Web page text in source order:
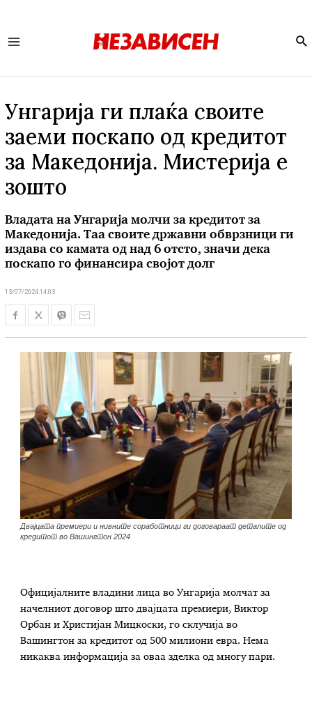
Унгарија ги плаќа своите
заеми поскапо од кредитот
за Македонија. Мистерија е
зошто
Владата на Унгарија молчи за кредитот за
Македонија. Таа своите државни обврзници ги
издава со камата од над 6 отсто, значи дека
поскапо го финансира својот долг
13/07/2024 14:03
Двајцата премиери и нивните соработници ги договараат деталите од
кредитот во Вашингтон 2024
Официјалните владини лица во Унгарија молчат за
начелниот договор што двајцата премиери, Виктор
Орбан и Христијан Мицкоски, го склучија во
Вашингтон за кредитот од 500 милиони евра. Нема
никаква информација за оваа зделка од многу пари.